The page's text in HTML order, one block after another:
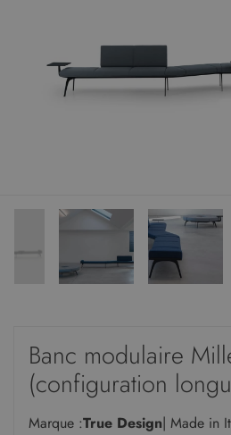
Banc modulaire
(configuration
Marque :True Design| Made in